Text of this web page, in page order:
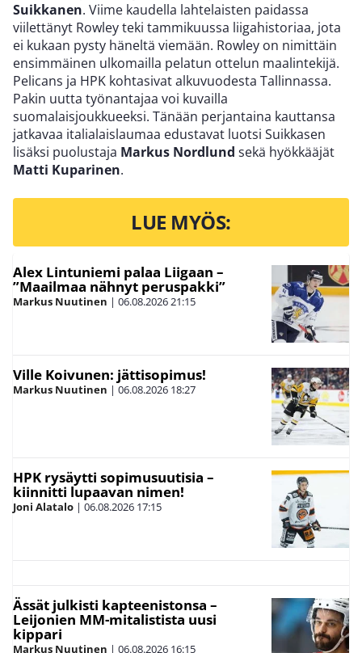
Suikkanen. Viime kaudella lahtelaisten paidassa
viilettänyt Rowley teki tammikuussa liigahistoriaa, jota
ei kukaan pysty häneltä viemään. Rowley on nimittäin
ensimmäinen ulkomailla pelatun ottelun maalintekijä.
Pelicans ja HPK kohtasivat alkuvuodesta Tallinnassa.
Pakin uutta työnantajaa voi kuvailla
suomalaisjoukkueeksi. Tänään perjantaina kauttansa
jatkavaa italialaislaumaa edustavat luotsi Suikkasen
lisäksi puolustaja Markus Nordlund sekä hyökkääjät
Matti Kuparinen.
LUE MYÖS:
Alex Lintuniemi palaa Liigaan –
”Maailmaa nähnyt peruspakki”
Markus Nuutinen | 06.08.202621:15
Ville Koivunen: jättisopimus!
Markus Nuutinen | 06.08.2026 18:27
HPK rysäytti sopimusuutisia –
kiinnitti lupaavan nimen!
Joni Alatalo | 06.08.2026 17:15
Ässät julkisti kapteenistonsa –
Leijonien MM-mitalistista uusi
kippari
Markus Nuutinen | 06.08.2026 16:15